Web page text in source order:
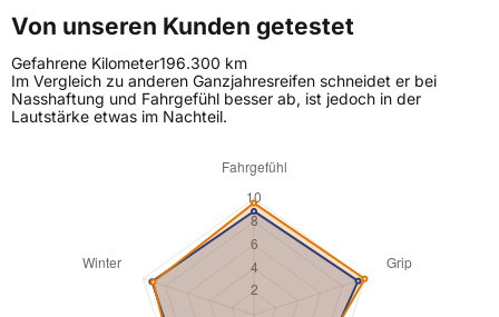
Von unseren Kunden getestet
Gefahrene Kilometer196.300 km
Im Vergleich zu anderen Ganzjahresreifen schneidet er bei
Nasshaftung und Fahrgefühl besser ab, ist jedoch in der
Lautstärke etwas im Nachteil.